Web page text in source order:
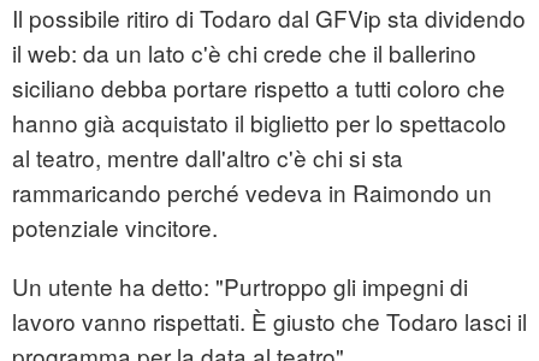
Il possibile ritiro di Todaro dal GFVip sta dividendo
il web: da un lato c'è chi crede che il ballerino
siciliano debba portare rispetto a tutti coloro che
hanno già acquistato il biglietto per lo spettacolo
al teatro, mentre dall'altro c'è chi si sta
rammaricando perché vedeva in Raimondo un
potenziale vincitore.
Un utente ha detto: "Purtroppo gli impegni di
lavoro vanno rispettati. È giusto che Todaro lasci il